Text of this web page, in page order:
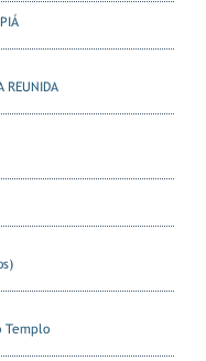
REUNIDA
Templo